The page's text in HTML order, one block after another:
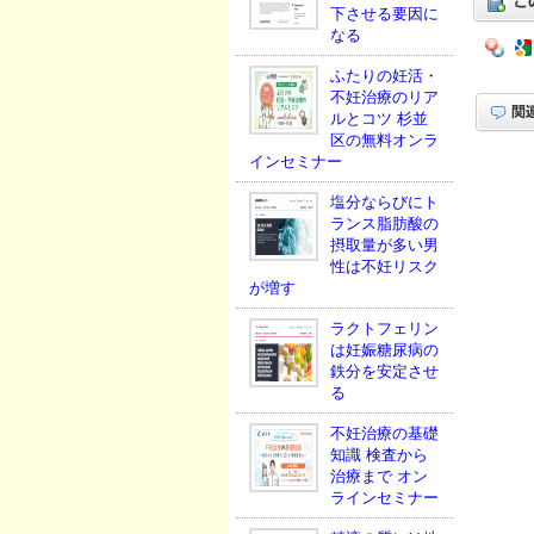
下させる要因に
なる
ふたりの妊活・
不妊治療のリア
ルとコツ 杉並
区の無料オンラ
インセミナー
塩分ならびにト
ランス脂肪酸の
摂取量が多い男
性は不妊リスク
が増す
ラクトフェリン
は妊娠糖尿病の
鉄分を安定させ
る
不妊治療の基礎
知識 検査から
治療まで オン
ラインセミナー